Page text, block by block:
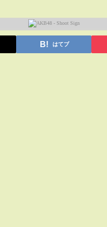
はてブ